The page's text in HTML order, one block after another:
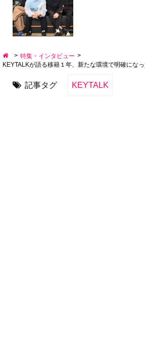
> 特集・インタビュー >
KEYTALKが語る移籍１年、新たな環境で明確にな
記事タグ KEYTALK